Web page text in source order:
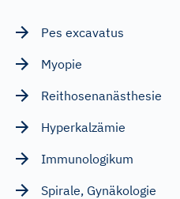
Pes excavatus
Myopie
Reithosenanästhesie
Hyperkalzämie
Immunologikum
Spirale, Gynäkologie